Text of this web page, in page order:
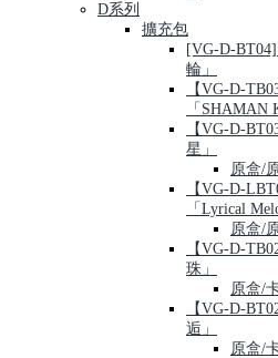
D系列
擴充包
[VG-D-
輪」
【VG-D-
「SHAMAN
【VG-D-
星」
原盒/
【VG-D-
「Lyrical
原盒/
【VG-D-
珠」
原盒/
【VG-D-
逅」
原盒/